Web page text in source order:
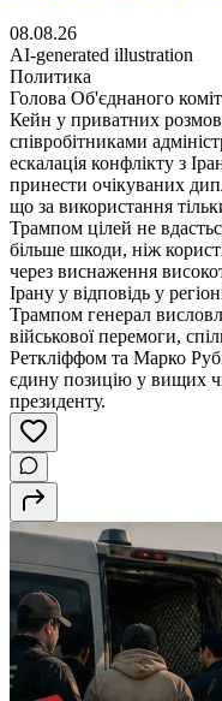
08.08.26
AI-generated illustration
Политика
Голова Об'єднаного
Кейн у приватних
співробітниками
ескалація конфлікту з
принести очікуваних
що за використання
Трампом цілей не
більше шкоди, ніж
через виснаження
Ірану у відповідь у
Трампом генерал
військової перемоги,
Реткліффом та Марко
єдину позицію у вищих
президенту.